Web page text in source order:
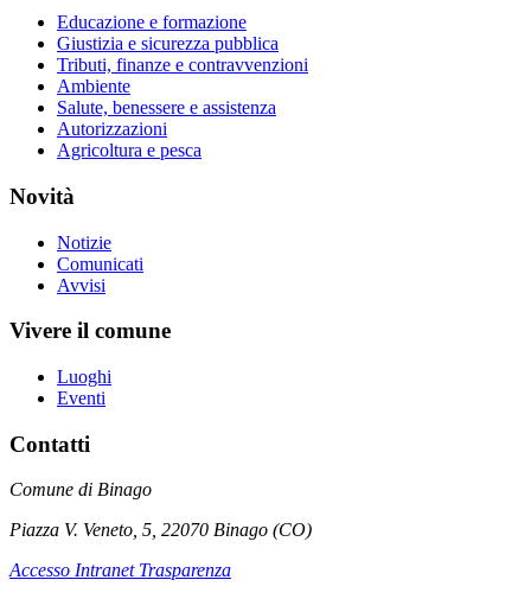
Educazione e formazione
Giustizia e sicurezza pubblica
Tributi, finanze e contravvenzioni
Ambiente
Salute, benessere e assistenza
Autorizzazioni
Agricoltura e pesca
Novità
Notizie
Comunicati
Avvisi
Vivere il comune
Luoghi
Eventi
Contatti
Comune di Binago
Piazza V. Veneto, 5, 22070 Binago (CO)
Accesso Intranet Trasparenza